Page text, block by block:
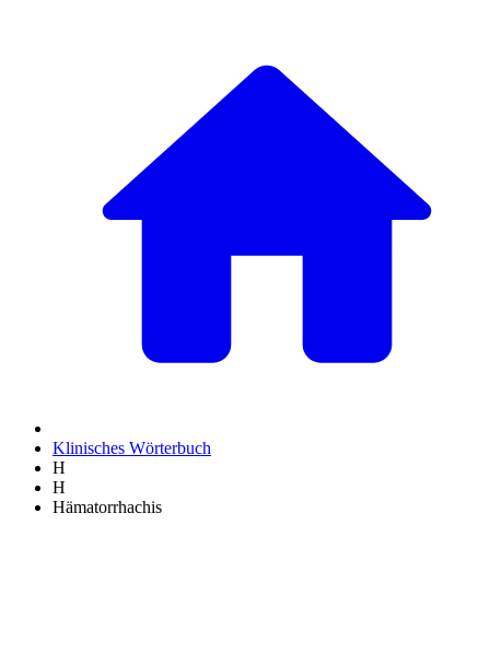
Klinisches Wörterbuch
H
H
Hämatorrhachis